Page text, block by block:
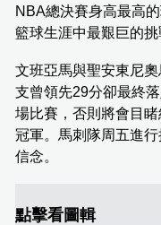
NBA總決賽身高最高
籃球生涯中最艱巨的挑
文班亞馬與聖安東尼
支曾領先29分卻最終
場比賽，否則將會目
冠軍。馬刺隊周五進
信念。
點擊看圖輯